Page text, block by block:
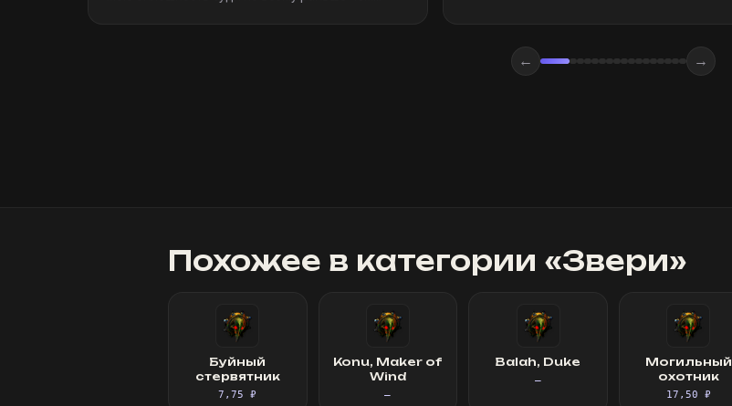
← →
Похожее в категории «Звери»
Буйный
стервятник
7,75 ₽
Konu, Maker of
Wind
—
Balah, Duke
—
Могильный
охотник
17,50 ₽